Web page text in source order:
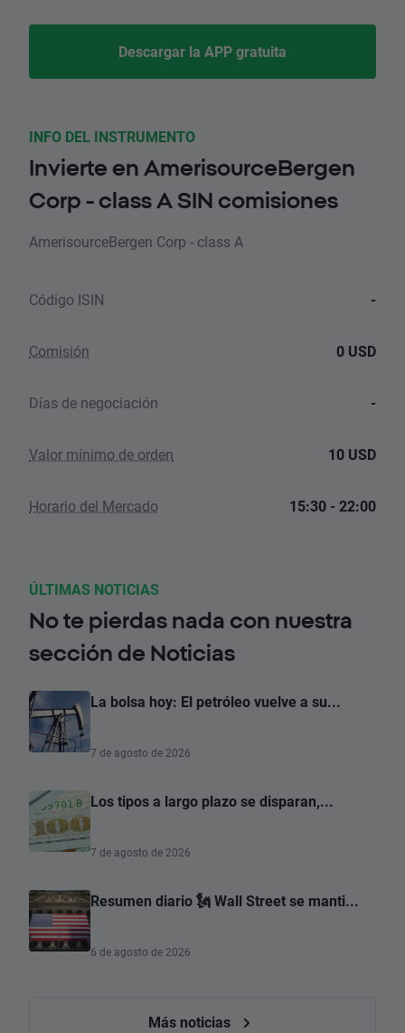
Descargar la APP gratuita
INFO DEL INSTRUMENTO
Invierte en AmerisourceBergen
Corp - class A SIN comisiones
AmerisourceBergen Corp - class A
Código ISIN -
Comisión 0 USD
Días de negociación -
Valor mínimo de orden 10 USD
Horario del Mercado 15:30 - 22:00
ÚLTIMAS NOTICIAS
No te pierdas nada con nuestra
sección de Noticias
La bolsa hoy: El petróleo vuelve a su...
7 de agosto de 2026
Los tipos a largo plazo se disparan,...
7 de agosto de 2026
Resumen diario 🗽 Wall Street se manti...
6 de agosto de 2026
Más noticias